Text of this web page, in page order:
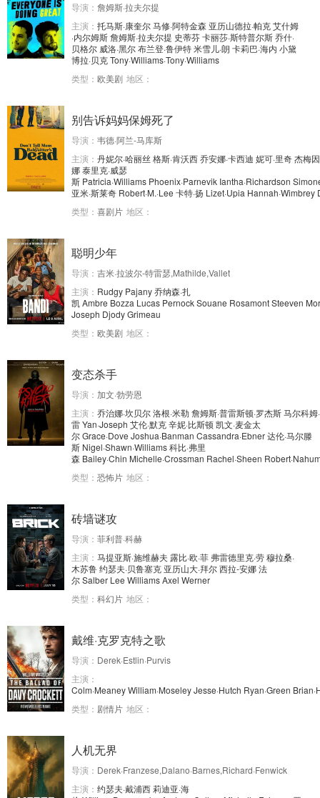
导演： 詹姆斯·拉夫尔提
主演： 托马斯·康奎尔马修·阿特金森 亚历山德拉·帕克艾什姆
·内尔姆斯詹姆斯·拉夫尔提 史蒂芬卡丽莎·斯特普尔斯乔什·
贝格尔 威洛·黑尔布兰登·鲁伊特米雪儿·朗 卡莉巴·海内 小黛
博拉·贝克Tony·Williams·Tony·Williams
类型： 欧美剧 地区：
别告诉妈妈保姆死了
导演： 韦德·阿兰-马库斯
主演： 丹妮尔·哈丽丝 格斯·肯沃西乔安娜·卡西迪 妮可·里奇杰梅
娜泰里克·威瑟
斯 Patricia·Williams Phoenix·Parnevik Iantha·Richardson
亚米·斯莱奇 Robert·M.·Lee 卡特·扬 Lizet·Upia Hannah·Wimbrey
类型： 喜剧片 地区：
聪明少年
导演： 吉米·拉波尔-特雷瑟,Mathilde,Vallet
主演： Rudgy Pajany乔纳森·扎
凯Ambre Bozza Lucas PernockSouane RosamontSteeven
Joseph DjodyGrimeau
类型： 欧美剧 地区：
变态杀手
导演： 加文·勃劳恩
主演： 乔治娜·坎贝尔洛根·米勒 詹姆斯·普雷斯顿·罗杰斯马尔科姆
雷Yan·Joseph 艾伦·默克辛妮·比斯顿凯文·麦金太
尔Grace·Dove Joshua·Banman Cassandra·Ebner达伦·马尔滕
斯 Nigel·Shawn·Williams科比·弗里
森 Bailey·Chin Michelle·Crossman Rachel·Sheen
类型： 恐怖片 地区：
砖墙谜攻
导演： 菲利普·科赫
主演： 马提亚斯·施维赫夫 露比·欧·菲 弗雷德里克·劳穆拉桑·
木苏鲁约瑟夫·贝鲁塞克 亚历山大·拜尔西拉-安娜法
尔Salber Lee WilliamsAxel Werner
类型： 科幻片 地区：
戴维·克罗克特之歌
导演： Derek·Estlin·Purvis
主演：
Colm·MeaneyWilliam·MoseleyJesse·Hutch Ryan·Green
类型： 剧情片 地区：
人机无界
导演： Derek·Franzese,Dalano·Barnes,Richard·Fenwick
主演： 约瑟夫·戴浦西莉迪亚·海